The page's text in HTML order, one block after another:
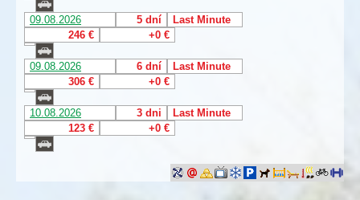
09.08.2026 5 dní
Last Minute
246 €
+0 €
09.08.2026 6 dní
Last Minute
306 €
+0 €
10.08.2026 3 dni
Last Minute
123 €
+0 €